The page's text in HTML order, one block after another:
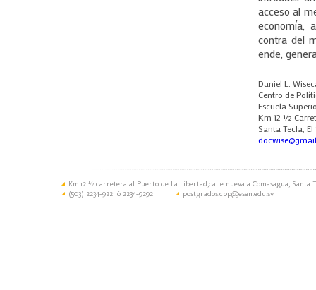
acceso al
economía,
contra del
ende,
Daniel L.
Centro de
Escuela
Km 12 ½
Santa Tecla,
Km.12 ½ carretera al Puerto de La Libertad,calle nueva a Comasagua, Santa
(503) 2234-9221 ó 2234-9292
postgrados.cpp@esen.edu.sv